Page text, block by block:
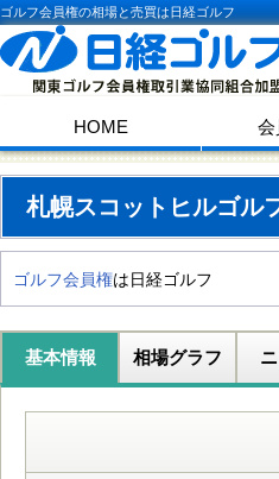
ゴルフ会員権の相場と売買は日経ゴルフ
HOME 会
札幌スコットヒルゴル
ゴルフ会員権は日経ゴルフ
基本情報 相場グラフ